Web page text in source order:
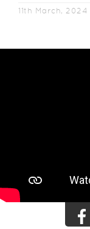
11th March, 2024